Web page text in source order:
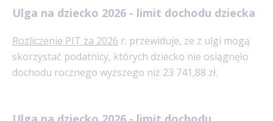
Ulga na dziecko 2026 - limit dochodu dziecka
Rozliczenie PIT za 2026 r. przewiduje, ze z ulgi mogą
skorzystać podatnicy, których dziecko nie osiągnęło
dochodu rocznego wyższego niż 23 741,88 zł.